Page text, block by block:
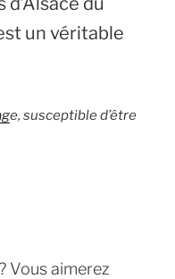
un véritable
e, susceptible d’être
Vous aimerez